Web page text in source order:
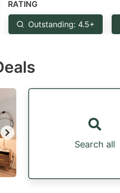
RATING
Outstanding: 4.5+
Search all